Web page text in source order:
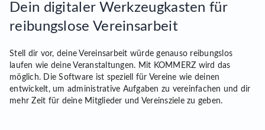
Dein digitaler Werkzeugkasten für
reibungslose Vereinsarbeit
Stell dir vor, deine Vereinsarbeit würde genauso reibungslos
laufen wie deine Veranstaltungen. Mit KOMMERZ wird das
möglich. Die Software ist speziell für Vereine wie deinen
entwickelt, um administrative Aufgaben zu vereinfachen und dir
mehr Zeit für deine Mitglieder und Vereinsziele zu geben.